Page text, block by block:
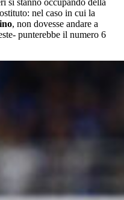
nel caso in cui la
, non dovesse andare a
punterebbe il numero 6